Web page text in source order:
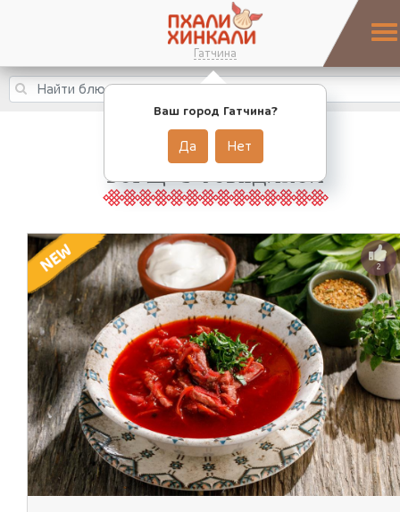
Гатчина
Ваш город Гатчина?
Да Нет
БОРЩ С ГОВЯДИНОЙ
2